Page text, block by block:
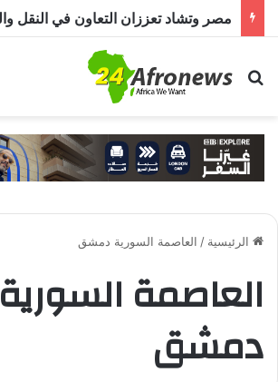
بحث عن
الرئيسية / العاصمة السورية دمشق
العاصمة السورية
دمشق